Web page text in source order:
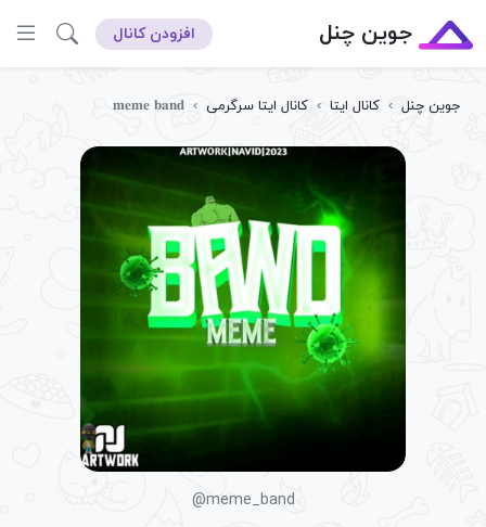
جوین چنل افزودن کانال
جوین چنل › کانال ایتا › کانال ایتا سرگرمی ›
𝐦𝐞𝐦𝐞 𝐛𝐚𝐧𝐝
@meme_band